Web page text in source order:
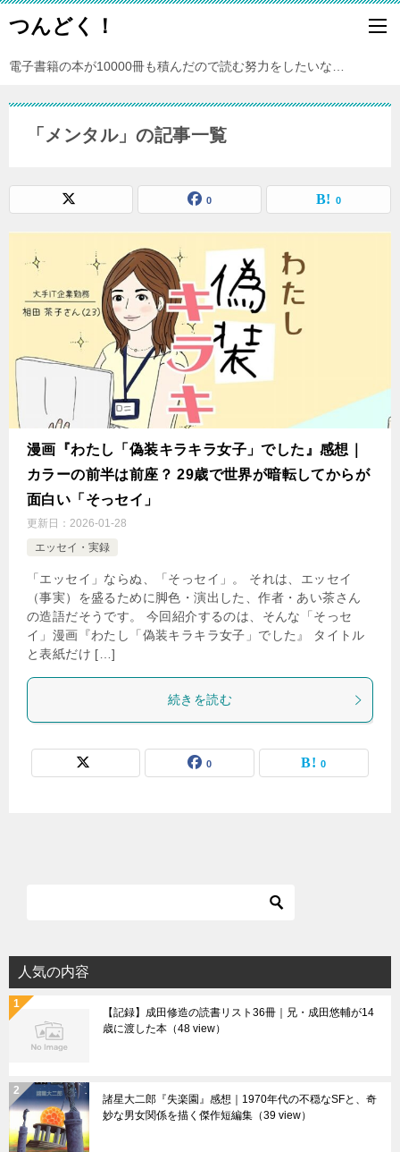
つんどく！
電子書籍の本が10000冊も積んだので読む努力をしたいな…
「メンタル」の記事一覧
0 0
漫画『わたし「偽装キラキラ女子」でした』感想｜
カラーの前半は前座？ 29歳で世界が暗転してからが
面白い「そっセイ」
更新日： 2026-01-28
エッセイ・実録
「エッセイ」ならぬ、「そっセイ」。 それは、エッセイ
（事実）を盛るために脚色・演出した、作者・あい茶さん
の造語だそうです。 今回紹介するのは、そんな「そっセ
イ」漫画『わたし「偽装キラキラ女子」でした』 タイトル
と表紙だけ […]
続きを読む
0 0
人気の内容
【記録】成田修造の読書リスト36冊｜兄・成田悠輔が14
歳に渡した本 （48 view）
諸星大二郎『失楽園』感想｜1970年代の不穏なSFと、奇
妙な男女関係を描く傑作短編集 （39 view）